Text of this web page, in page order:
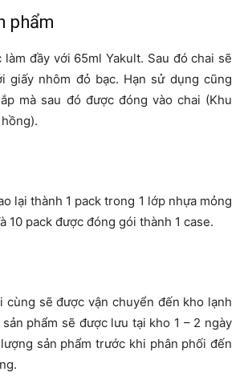
phẩm
đầy với 65ml Yakult. Sau đó chai sẽ
giấy nhôm đỏ bạc. Hạn sử dụng cũng
mà sau đó được đóng vào chai (Khu
lại thành 1 pack trong 1 lớp nhựa mỏng
10 pack được đóng gói thành 1 case.
cùng sẽ được vận chuyển đến kho lạnh
sản phẩm sẽ được lưu tại kho 1 – 2 ngày
sản phẩm trước khi phân phối đến